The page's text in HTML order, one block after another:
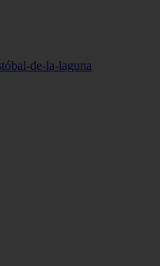
de-la-laguna